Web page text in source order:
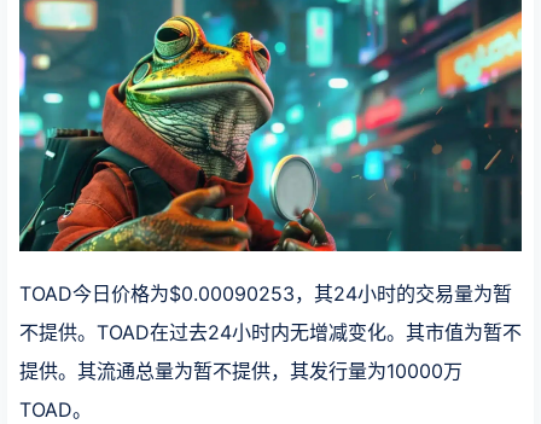
TOAD今日价格为$0.00090253，其24小时的交易量为暂
不提供。TOAD在过去24小时内无增减变化。其市值为暂不
提供。其流通总量为暂不提供，其发行量为10000万
TOAD。